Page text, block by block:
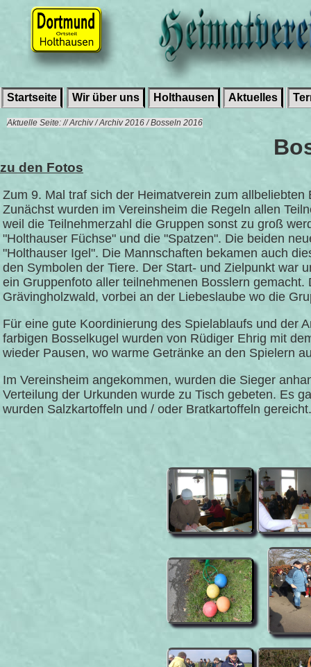
Startseite Wir über uns Holthausen Aktuelles
Aktuelle Seite: // Archiv / Archiv 2016 / Bosseln 2016
zu den Fotos
Zum 9. Mal traf sich der Heimatverein zum
Zunächst wurden im Vereinsheim die Regeln allen
weil die Teilnehmerzahl die Gruppen sonst zu groß
"Holthauser Füchse" und die "Spatzen". Die beiden
"Holthauser Igel". Die Mannschaften bekamen auch
den Symbolen der Tiere. Der Start- und Zielpunkt war
ein Gruppenfoto aller teilnehmenen Bosslern
Grävingholzwald, vorbei an der Liebeslaube wo die
Für eine gute Koordinierung des Spielablaufs und der
farbigen Bosselkugel wurden von Rüdiger Ehrig mit
wieder Pausen, wo warme Getränke an den Spielern
Im Vereinsheim angekommen, wurden die Sieger
Verteilung der Urkunden wurde zu Tisch gebeten. Es
wurden Salzkartoffeln und / oder Bratkartoffeln gereicht.